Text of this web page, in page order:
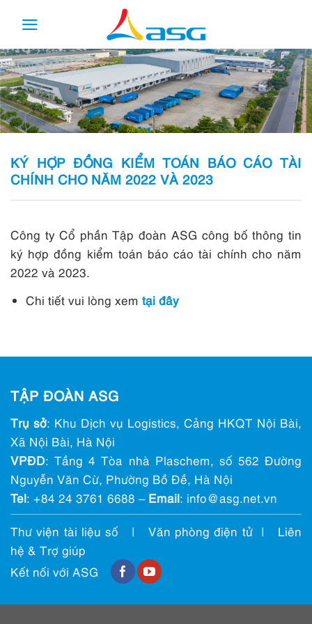
content
KÝ HỢP ĐỒNG KIỂM TOÁN BÁO CÁO TÀI
CHÍNH CHO NĂM 2022 VÀ 2023
Công ty Cổ phần Tập đoàn ASG công bố thông tin
ký hợp đồng kiểm toán báo cáo tài chính cho năm
2022 và 2023.
Chi tiết vui lòng xemtại đây
TẬP ĐOÀN ASG
Trụ sở: Khu Dịch vụ Logistics, Cảng HKQT Nội Bài,
Xã Nội Bài, Hà Nội
VPĐD: Tầng 4 Tòa nhà Plaschem, số 562 Đường
Nguyễn Văn Cừ, Phường Bồ Đề, Hà Nội
Tel: +84 24 3761 6688 – Email: info@ asg.net.vn
Thư viện tài liệu số | Văn phòng điện tử|
Liên
hệ & Trợ giúp
Kết nối với ASG